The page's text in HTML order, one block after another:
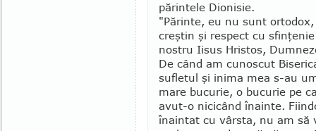
părintele Dionisie.
"Părinte, eu nu sunt
creştin şi respect cu
nostru Iisus Hris­tos,
De când am cunoscut
sufletul şi inima mea s-au
mare bucurie, o bu­cu­rie pe
avut-o nicicând înainte.
înaintat cu vârsta, nu am să